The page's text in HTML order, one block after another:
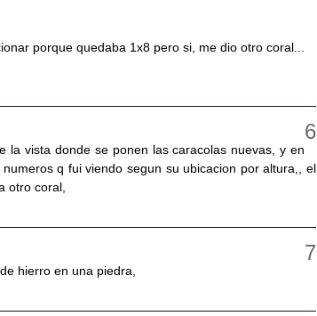
porque quedaba 1x8 pero si, me dio otro coral...
la vista donde se ponen las caracolas nuevas, y en
q fui viendo segun su ubicacion por altura,, el
otro coral,
hierro en una piedra,